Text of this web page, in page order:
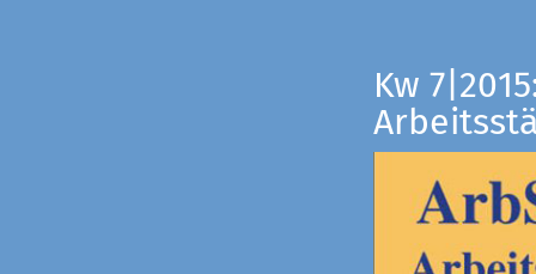
Kw